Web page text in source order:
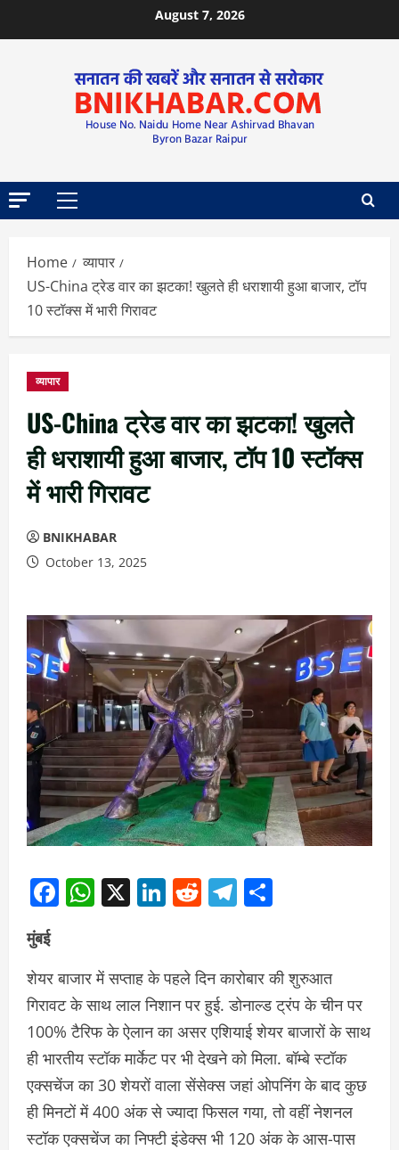
August 7, 2026
Home
व्यापार
US-China ट्रेड वार का झटका! खुलते ही धराशायी हुआ बाजार, टॉप
10 स्टॉक्स में भारी गिरावट
व्यापार
US-China ट्रेड वार का झटका! खुलते
ही धराशायी हुआ बाजार, टॉप 10 स्टॉक्स
में भारी गिरावट
BNIKHABAR
October 13, 2025
Facebook
WhatsApp
X LinkedIn
RedditTelegram
मुंबई
शेयर बाजार में सप्ताह के पहले दिन कारोबार की शुरुआत
गिरावट के साथ लाल निशान पर हुई. डोनाल्ड ट्रंप के चीन पर
100% टैरिफ के ऐलान का असर एशियाई शेयर बाजारों के साथ
ही भारतीय स्टॉक मार्केट पर भी देखने को मिला. बॉम्बे स्टॉक
एक्सचेंज का 30 शेयरों वाला सेंसेक्स जहां ओपनिंग के बाद कुछ
ही मिनटों में 400 अंक से ज्यादा फिसल गया, तो वहीं नेशनल
स्टॉक एक्सचेंज का निफ्टी इंडेक्स भी 120 अंक के आस-पास